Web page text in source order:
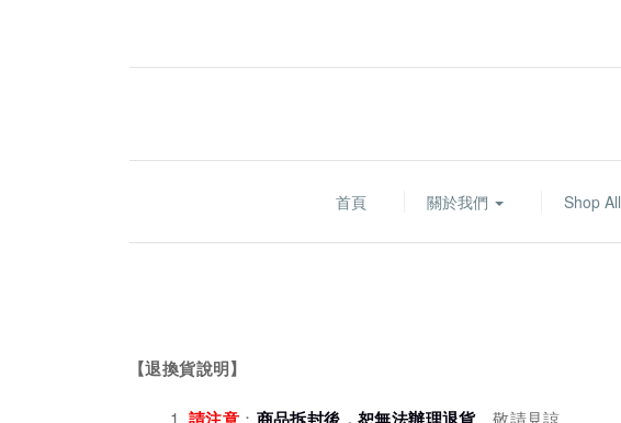
首頁 關於我們 Shop All
【退換貨說明】
：
，敬請見諒。